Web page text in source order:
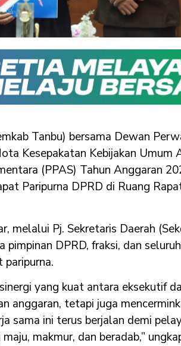
Tanbu) bersama Dewan
Kesepakatan Kebijakan Umum
(PPAS) Tahun Anggaran
Paripurna DPRD di Ruang
melalui Pj. Sekretaris Daerah
DPRD, fraksi, dan
yang kuat antara eksekutif
anggaran, tetapi juga
sama ini terus berjalan demi
makmur, dan beradab,”